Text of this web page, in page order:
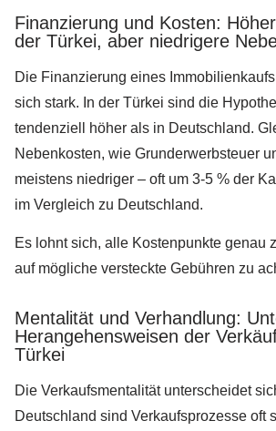
Finanzierung und Kosten:
der Türkei, aber niedrigere
Die Finanzierung eines
sich stark. In der Türkei sind die
tendenziell höher als in Deutschland.
Nebenkosten, wie Grunderwerbsteuer
meistens niedriger – oft um 3-5 % der
im Vergleich zu Deutschland.
Es lohnt sich, alle Kostenpunkte genau
auf mögliche versteckte Gebühren zu
Mentalität und Verhandlung:
Herangehensweisen der
Türkei
Die Verkaufsmentalität unterscheidet
Deutschland sind Verkaufsprozesse oft